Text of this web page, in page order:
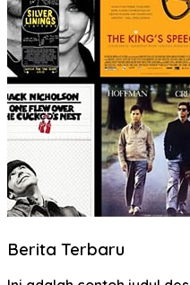
Berita Terbaru